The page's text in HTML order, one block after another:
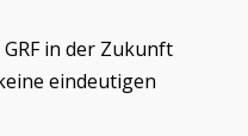
in der Zukunft
eindeutigen